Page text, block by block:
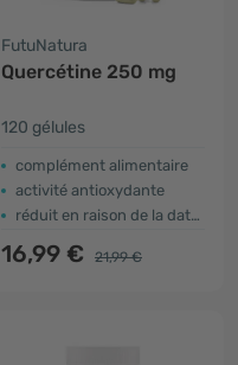
FutuNatura
Quercétine 250 mg
120 gélules
complément alimentaire
activité antioxydante
réduit en raison de la date d'expiration
16,99 € 21,99 €